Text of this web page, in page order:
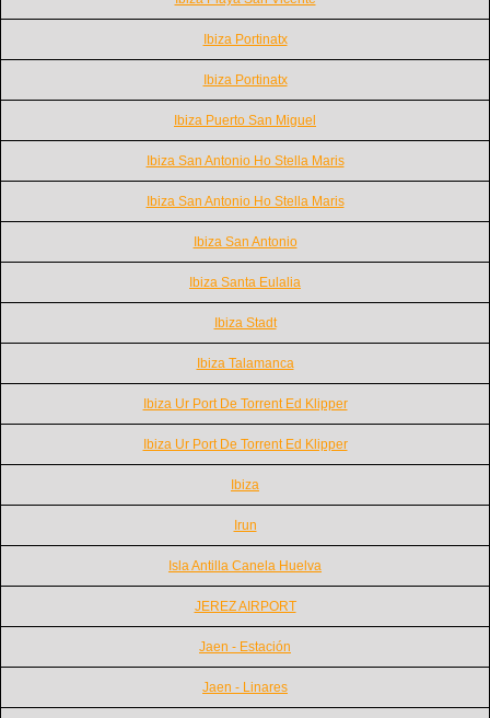
Ibiza Portinatx
Ibiza Portinatx
Ibiza Puerto San Miguel
Ibiza San Antonio Ho Stella Maris
Ibiza San Antonio Ho Stella Maris
Ibiza San Antonio
Ibiza Santa Eulalia
Ibiza Stadt
Ibiza Talamanca
Ibiza Ur Port De Torrent Ed Klipper
Ibiza Ur Port De Torrent Ed Klipper
Ibiza
Irun
Isla Antilla Canela Huelva
JEREZ AIRPORT
Jaen - Estación
Jaen - Linares